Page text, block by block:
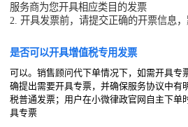
服务商为您开具相应类目的发票
2. 开具发票前，请提交正确的开票信息
是否可以开具增值税专用发票
可以。销售顾问代下单情况下，如需开具专
确提出需要开具专票，并确保服务协议中有
税普通发票；用户在小微律政官网自主下单
具专票